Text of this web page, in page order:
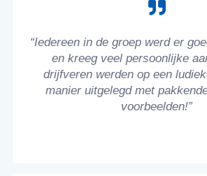
“Iedereen in de groep werd er
en kreeg veel persoonlijke
drijfveren werden op een
manier uitgelegd met
voorbeelden!”